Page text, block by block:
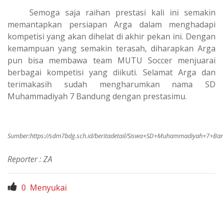
Semoga saja raihan prestasi kali ini semakin
memantapkan persiapan Arga dalam menghadapi
kompetisi yang akan dihelat di akhir pekan ini. Dengan
kemampuan yang semakin terasah, diharapkan Arga
pun bisa membawa team MUTU Soccer menjuarai
berbagai kompetisi yang diikuti. Selamat Arga dan
terimakasih sudah mengharumkan nama SD
Muhammadiyah 7 Bandung dengan prestasimu.
Sumber:https://sdm7bdg.sch.id/beritadetail/
Reporter : ZA
0 Menyukai